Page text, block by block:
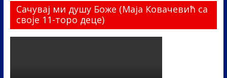
Сачувај ми душу Боже (Маја Ковачевић са
своје 11-торо деце)